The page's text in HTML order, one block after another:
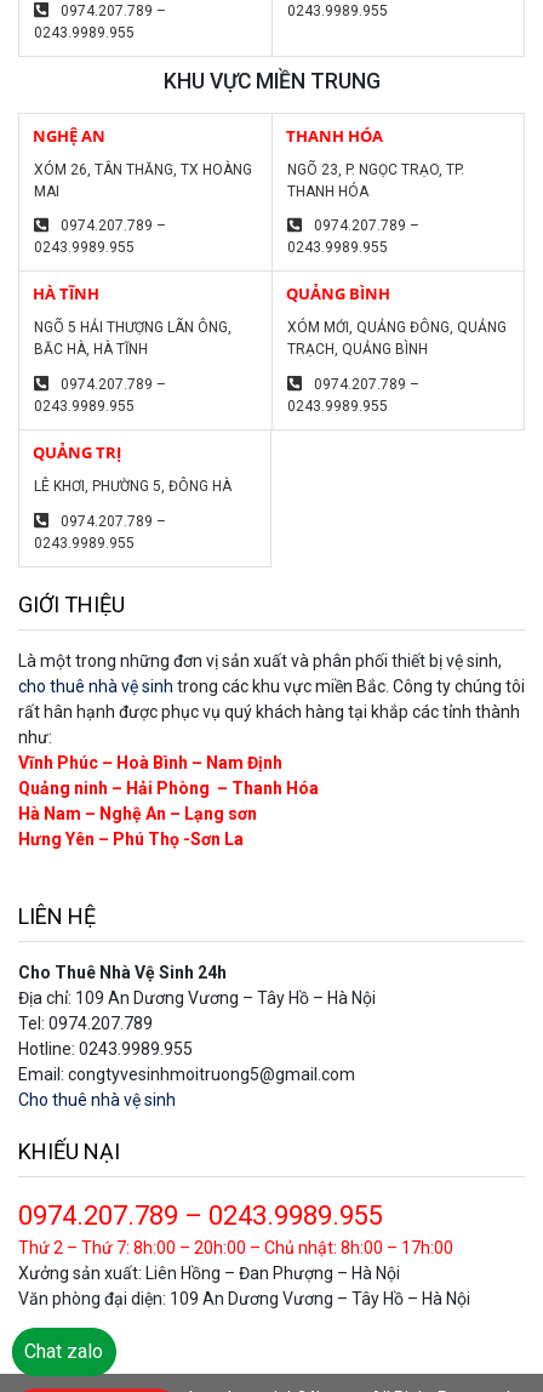
0974.207.789 –
0243.9989.955
0243.9989.955
KHU VỰC MIỀN TRUNG
NGHỆ AN
XÓM 26, TÂN THĂNG, TX HOÀNG
MAI
0974.207.789 –
0243.9989.955
THANH HÓA
NGÕ 23, P. NGỌC TRẠO, TP.
THANH HÓA
0974.207.789 –
0243.9989.955
HÀ TĨNH
NGÕ 5 HẢI THƯỢNG LÃN ÔNG,
BĂC HÀ, HÀ TĨNH
0974.207.789 –
0243.9989.955
QUẢNG BÌNH
XÓM MỚI, QUẢNG ĐÔNG, QUẢNG
TRẠCH, QUẢNG BÌNH
0974.207.789 –
0243.9989.955
QUẢNG TRỊ
LÊ KHƠI, PHƯỜNG 5, ĐÔNG HÀ
0974.207.789 –
0243.9989.955
GIỚI THIỆU
Là một trong những đơn vị sản xuất và phân phối thiết bị vệ sinh,
cho thuê nhà vệ sinh trong các khu vực miền Bắc. Công ty chúng tôi
rất hân hạnh được phục vụ quý khách hàng tại khắp các tỉnh thành
như:
Vĩnh Phúc – Hoà Bình – Nam Định
Quảng ninh – Hải Phòng – Thanh Hóa
Hà Nam – Nghệ An – Lạng sơn
Hưng Yên – Phú Thọ -Sơn La
LIÊN HỆ
Cho Thuê Nhà Vệ Sinh 24h
Địa chỉ: 109 An Dương Vương – Tây Hồ – Hà Nội
Tel: 0974.207.789
Hotline: 0243.9989.955
Email: congtyvesinhmoitruong5@gmail.com
Cho thuê nhà vệ sinh
KHIẾU NẠI
0974.207.789 – 0243.9989.955
Thứ 2 – Thứ 7: 8h:00 – 20h:00 – Chủ nhật: 8h:00 – 17h:00
Xưởng sản xuất: Liên Hồng – Đan Phượng – Hà Nội
Văn phòng đại diện: 109 An Dương Vương – Tây Hồ – Hà Nội
Chat Zalo
Chat zalo